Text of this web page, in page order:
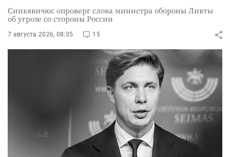
Синкявичюс опроверг слова министра обороны Ливты
об угрозе со стороны России
7 августа 2026, 08:35 15